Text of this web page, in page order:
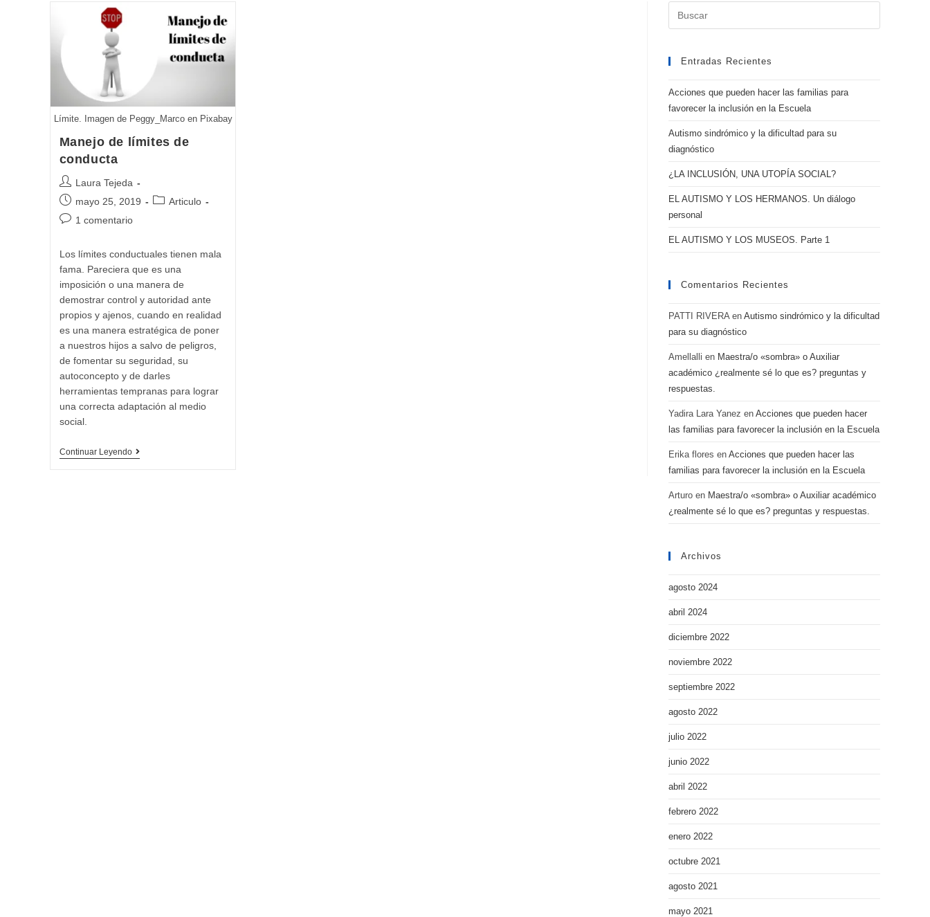
Límite. Imagen de Peggy_Marco en Pixabay
Manejo de límites de
conducta
Autor
de
entrada:
Laura Tejeda
Publicación
de
mayo 25, 2019
Categoría
Articulo
Comentarios
1 comentario
Los límites conductuales tienen mala
fama. Pareciera que es una
imposición o una manera de
demostrar control y autoridad ante
propios y ajenos, cuando en realidad
es una manera estratégica de poner
a nuestros hijos a salvo de peligros,
de fomentar su seguridad, su
autoconcepto y de darles
herramientas tempranas para lograr
una correcta adaptación al medio
social.
Continuar Leyendo
Manejo
Entradas Recientes
Acciones que pueden hacer las familias para
favorecer la inclusión en la Escuela
Autismo sindrómico y la dificultad para su
diagnóstico
¿LA INCLUSIÓN, UNA UTOPÍA SOCIAL?
EL AUTISMO Y LOS HERMANOS. Un diálogo
personal
EL AUTISMO Y LOS MUSEOS. Parte 1
Comentarios Recientes
PATTI RIVERAen Autismo sindrómico y la dificultad
para su diagnóstico
Amellalli en Maestra/o «sombra» o Auxiliar
académico ¿realmente sé lo que es? preguntas y
respuestas.
Yadira Lara Yanez en Acciones que pueden hacer
las familias para favorecer la inclusión en la Escuela
Erika flores en Acciones que pueden hacer las
familias para favorecer la inclusión en la Escuela
Arturo en Maestra/o «sombra» o Auxiliar académico
¿realmente sé lo que es? preguntas y respuestas.
Archivos
agosto 2024
abril 2024
diciembre 2022
noviembre 2022
septiembre 2022
agosto 2022
julio 2022
junio 2022
abril 2022
febrero 2022
enero 2022
octubre 2021
agosto 2021
mayo 2021